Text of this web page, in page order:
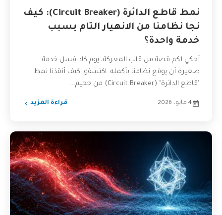
نمط قاطع الدائرة (Circuit Breaker): كيف
نجا نظامنا من الانهيار التام بسبب
خدمة واحدة؟
أحكي لكم قصة من قلب المعركة، يوم كاد فشل خدمة
صغيرة أن يوقع نظامنا بأكمله. اكتشفوا كيف أنقذنا نمط
"قاطع الدائرة" (Circuit Breaker) من جحيم...
4 مايو، 2026 قراءة المزيد